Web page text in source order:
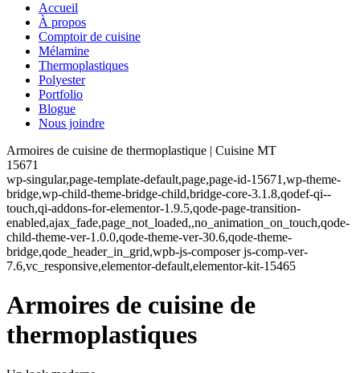
Accueil
À propos
Comptoir de cuisine
Mélamine
Thermoplastiques
Polyester
Portfolio
Blogue
Nous joindre
Armoires de cuisine de thermoplastique | Cuisine MT
15671
wp-singular,page-template-default,page,page-id-15671,wp-theme-
bridge,wp-child-theme-bridge-child,bridge-core-3.1.8,qodef-qi--
touch,qi-addons-for-elementor-1.9.5,qode-page-transition-
enabled,ajax_fade,page_not_loaded,,no_animation_on_touch,qode-
child-theme-ver-1.0.0,qode-theme-ver-30.6,qode-theme-
bridge,qode_header_in_grid,wpb-js-composer js-comp-ver-
7.6,vc_responsive,elementor-default,elementor-kit-15465
Armoires de cuisine de
thermoplastiques